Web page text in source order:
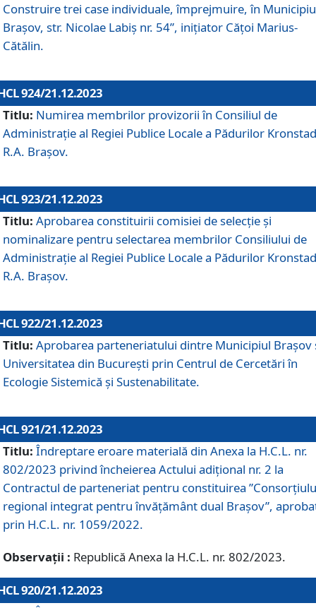
Construire trei case individuale, împrejmuire, în
Brașov, str. Nicolae Labiș nr. 54”, inițiator Cățoi Marius-
Cătălin.
924/21.12.2023
Titlu: Numirea membrilor provizorii în Consiliul de
Administraţie al Regiei Publice Locale a Pădurilor
R.A. Brașov.
923/21.12.2023
Titlu: Aprobarea constituirii comisiei de selecție și
nominalizare pentru selectarea membrilor Consiliului de
Administrație al Regiei Publice Locale a Pădurilor
R.A. Brașov.
922/21.12.2023
Titlu: Aprobarea parteneriatului dintre Municipiul Brașov
Universitatea din București prin Centrul de Cercetări în
Ecologie Sistemică și Sustenabilitate.
921/21.12.2023
Titlu: Îndreptare eroare materială din Anexa la H.C.L. nr.
802/2023 privind încheierea Actului adițional nr. 2 la
Contractul de parteneriat pentru constituirea
regional integrat pentru învățământ dual Brașov”,
prin H.C.L. nr. 1059/2022.
Observații : Republică Anexa la H.C.L. nr. 802/2023.
920/21.12.2023